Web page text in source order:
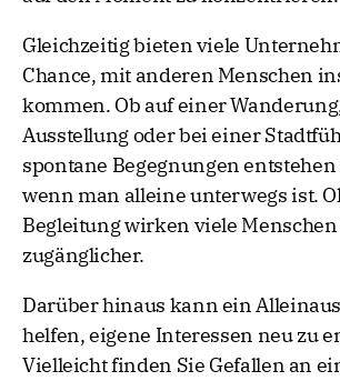
Gleichzeitig bieten viele
Chance, mit anderen Menschen
kommen. Ob auf einer
Ausstellung oder bei einer
spontane Begegnungen
wenn man alleine unterwegs ist.
Begleitung wirken viele
zugänglicher.
Darüber hinaus kann ein
helfen, eigene Interessen neu zu
Vielleicht finden Sie Gefallen an